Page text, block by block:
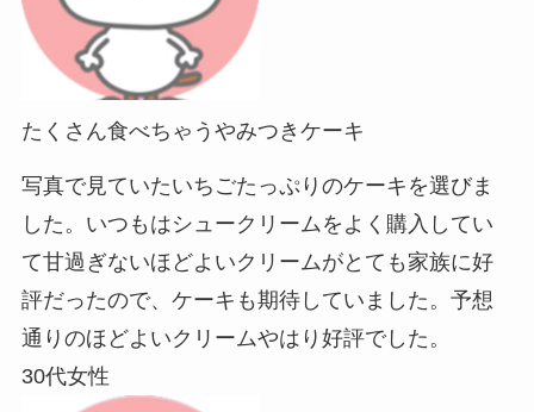
たくさん食べちゃうやみつきケーキ
写真で見ていたいちごたっぷりのケーキを選びま
した。いつもはシュークリームをよく購入してい
て甘過ぎないほどよいクリームがとても家族に好
評だったので、ケーキも期待していました。予想
通りのほどよいクリームやはり好評でした。
30代女性